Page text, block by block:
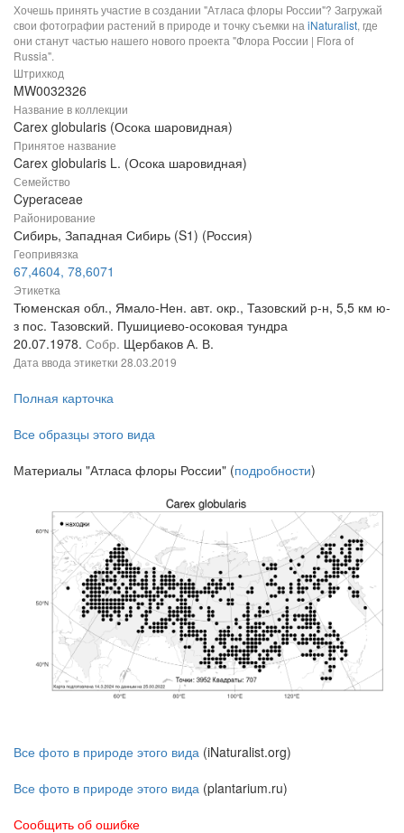
Хочешь принять участие в создании "Атласа флоры России"? Загружай
свои фотографии растений в природе и точку съемки на iNaturalist, где
они станут частью нашего нового проекта "Флора России | Flora of
Russia".
Штрихкод
MW0032326
Название в коллекции
Carex globularis (Осока шаровидная)
Принятое название
Carex globularis L. (Осока шаровидная)
Семейство
Cyperaceae
Районирование
Сибирь, Западная Сибирь (S1) (Россия)
Геопривязка
67,4604, 78,6071
Этикетка
Тюменская обл., Ямало-Нен. авт. окр., Тазовский р-н, 5,5 км ю-
з пос. Тазовский. Пушициево-осоковая тундра
20.07.1978. Собр. Щербаков А. В.
Дата ввода этикетки 28.03.2019
Полная карточка
Все образцы этого вида
Материалы "Атласа флоры России" (подробности)
Все фото в природе этого вида (iNaturalist.org)
Все фото в природе этого вида (plantarium.ru)
Сообщить об ошибке